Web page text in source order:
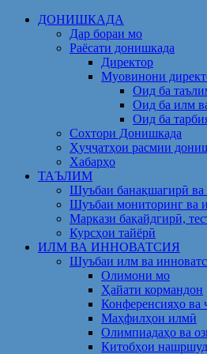
Skip
ДОНИШКАДА
Дар бораи мо
Раёсати донишкада
Директор
Муовинони
Оид ба
Оид ба илм
Оид ба
Сохтори Донишкада
Ҳуҷҷатҳои расмии
Хабарҳо
ТАЪЛИМ
Шуъбаи банақшагирӣ ва
Шуъбаи мониторинг ва
Маркази бақайдгирӣ,
Курсҳои тайёрӣ
ИЛМ ВА ИННОВАТСИЯ
Шуъбаи илм ва
Олимони мо
Ҳайати кормандон
Конференсияҳо ва
Маҳфилҳои илмӣ
Олимпиадаҳо ва
Китобҳои